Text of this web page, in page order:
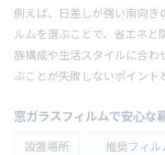
事例
江戸川区で安心し
施工後のアフター
著者：木村 博
例えば、日差しが強い南向き
ルムを選ぶことで、省エネと
族構成や生活スタイルに合
ぶことが失敗しないポイント
窓ガラスフィルムで安心な
設置場所 推奨フィル